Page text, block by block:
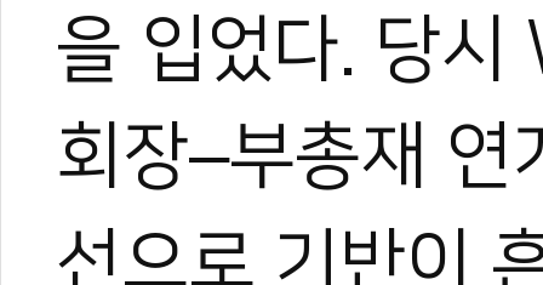
을 입었다. 당시
회장–부총재 연
선으로 기반이